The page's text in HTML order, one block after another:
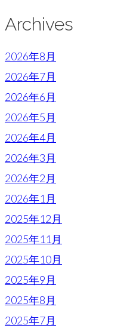
Archives
2026年8月
2026年7月
2026年6月
2026年5月
2026年4月
2026年3月
2026年2月
2026年1月
2025年12月
2025年11月
2025年10月
2025年9月
2025年8月
2025年7月